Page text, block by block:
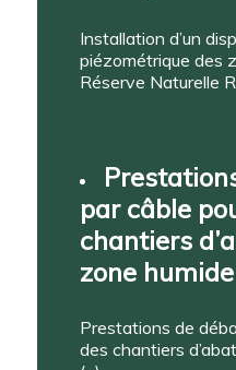
Installation d’un
piézométrique des
Réserve Naturelle R
par câble
chantiers
zone humide
Prestations de
des chantiers